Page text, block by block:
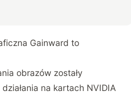
Gainward to
obrazów zostały
na kartach NVIDIA